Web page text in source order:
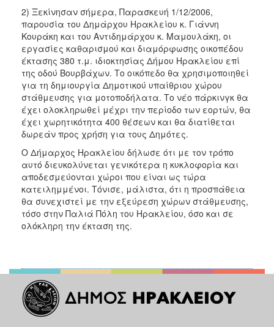
ΤΟΠΟΣ
ΠΟΛΙΤΙΣΜΟΣ
ΑΝΘΕΚΤΙΚΗ
ΠΟΛΗ
2) Ξεκίνησαν σήμερα, Παρασκευή 1/12/2006,
παρουσία του Δημάρχου Ηρακλείου κ. Γιάννη
Κουράκη και του Αντιδημάρχου κ. Μαμουλάκη, οι
εργασίες καθαρισμού και διαμόρφωσης οικοπέδου
έκτασης 380 τ.μ. ιδιοκτησίας Δήμου Ηρακλείου επί
της οδού Βουρβάχων. Το οικόπεδο θα χρησιμοποιηθεί
για τη δημιουργία Δημοτικού υπαίθριου χώρου
στάθμευσης για μοτοποδήλατα. Το νέο πάρκινγκ θα
έχει ολοκληρωθεί μέχρι την περίοδο των εορτών, θα
έχει χωρητικότητα 400 θέσεων και θα διατίθεται
δωρεάν προς χρήση για τους Δημότες.
Ο Δήμαρχος Ηρακλείου δήλωσε ότι με τον τρόπο
αυτό διευκολύνεται γενικότερα η κυκλοφορία και
αποδεσμεύονται χώροι που είναι ως τώρα
κατειλημμένοι. Τόνισε, μάλιστα, ότι η προσπάθεια
θα συνεχιστεί με την εξεύρεση χώρων στάθμευσης,
τόσο στην Παλιά Πόλη του Ηρακλείου, όσο και σε
ολόκληρη την έκταση της.